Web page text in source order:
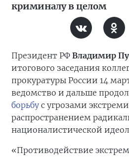
криминалу в целом
Президент РФ Владимир
итогового заседания
прокуратуры России 14
ведомство и дальше
борьбу с угрозами
распространением
националистической
«Противодействие